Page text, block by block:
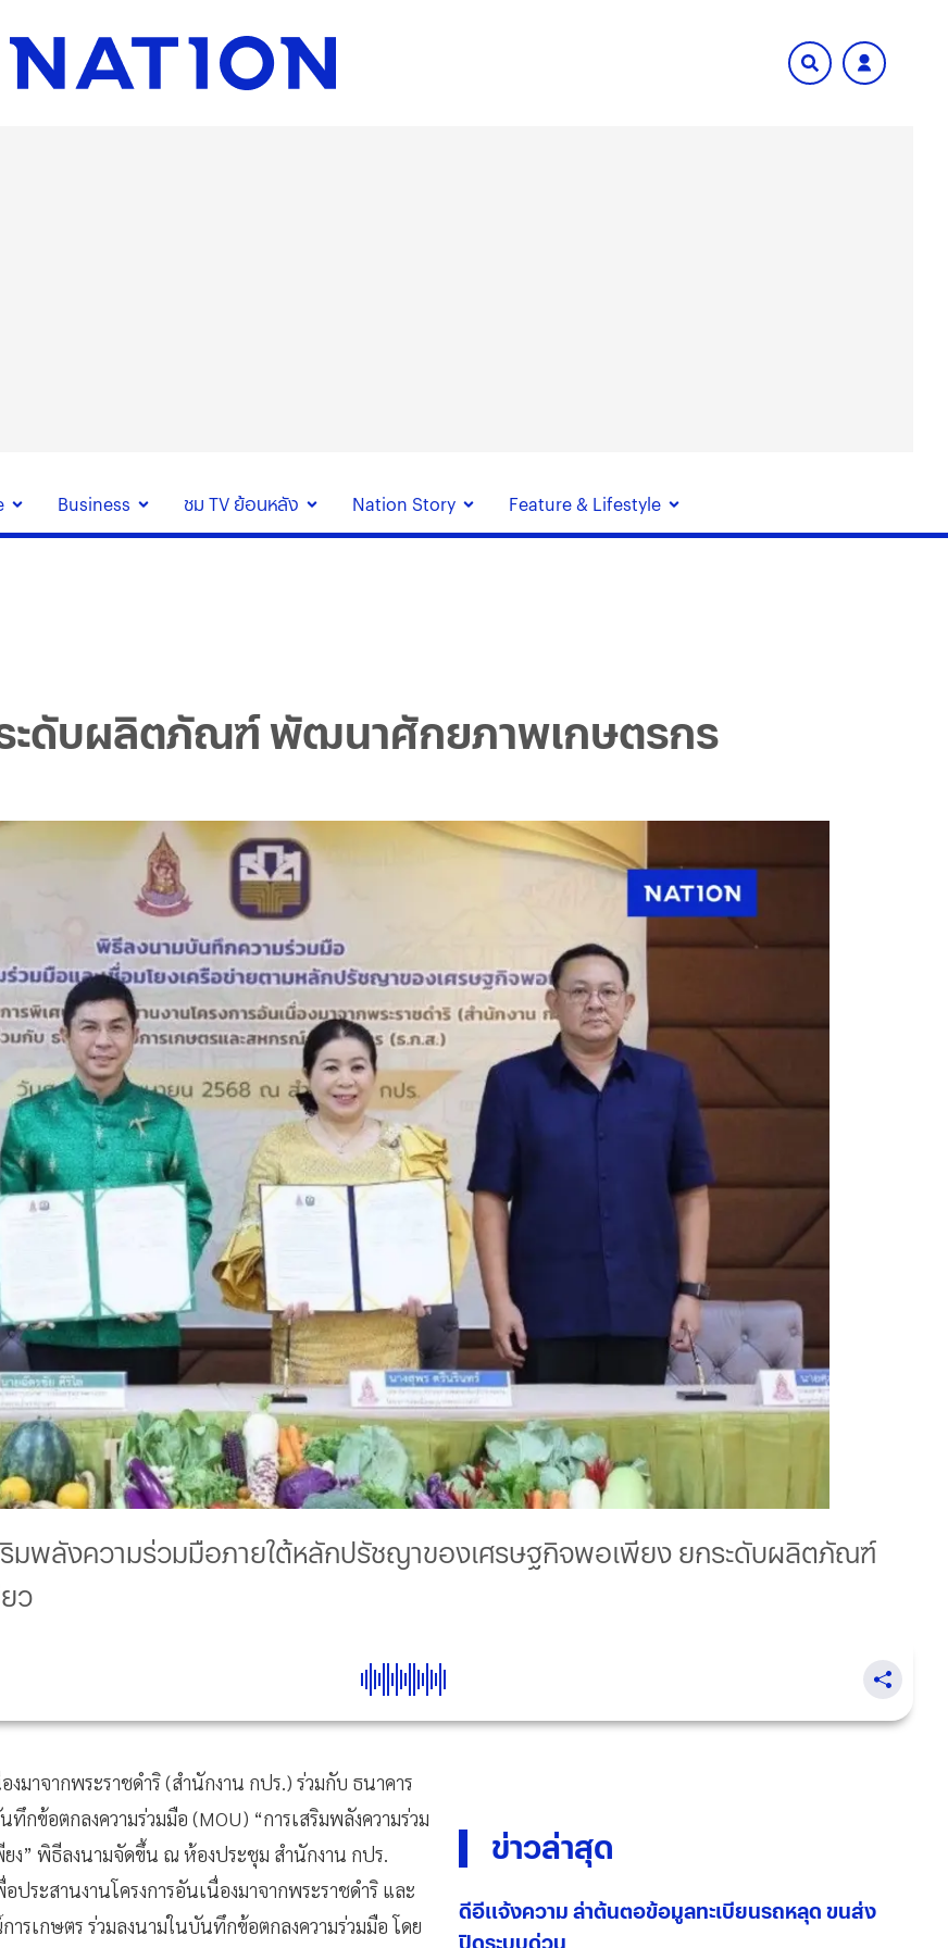
Business ชม TV ย้อนหลัง Nation Story Feature & Lifestyle
ะดับผลิตภัณฑ์ พัฒนาศักยภาพเกษตรกร
ริมพลังความร่วมมือภายใต้หลักปรัชญาของเศรษฐกิจพอเพียง ยกระดับผลิตภัณฑ์
ว
มาจากพระราชดำริ (สำนักงาน กปร.) ร่วมกับ ธนาคาร
ข้อตกลงความร่วมมือ (MOU) “การเสริมพลังความร่วม
ง” พิธีลงนามจัดขึ้น ณ ห้องประชุม สำนักงาน กปร.
ระสานงานโครงการอันเนื่องมาจากพระราชดำริ และ
รเกษตร ร่วมลงนามในบันทึกข้อตกลงความร่วมมือ โดย
ข่าวล่าสุด
ดีอีแจ้งความ ล่าต้นตอข้อมูลทะเบียนรถหลุด ขนส่ง
ปิดระบบด่วน